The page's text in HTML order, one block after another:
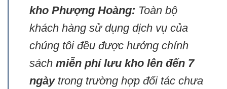
kho Phượng Hoàng: Toàn bộ
khách hàng sử dụng dịch vụ của
chúng tôi đều được hưởng chính
sáchmiễn phí lưu kho lên đến 7
ngàytrong trường hợp đối tác chưa